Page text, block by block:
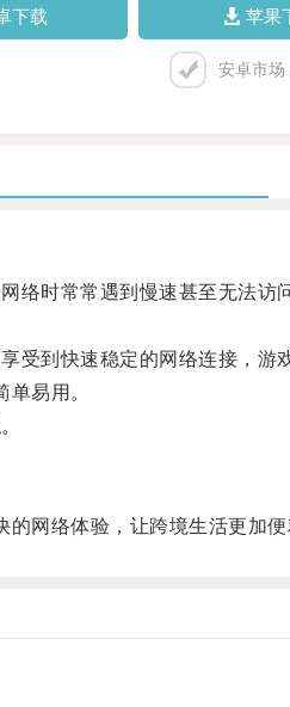
下载 苹果
安卓市场
时常常遇到慢速甚至无法访问
到快速稳定的网络连接，游
易用。
网络体验，让跨境生活更加便